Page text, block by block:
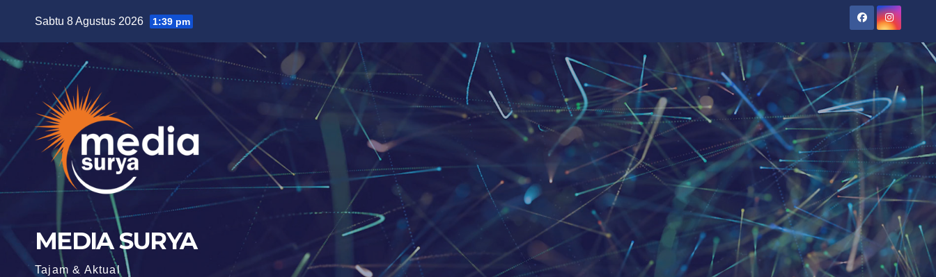
content
Sabtu 8 Agustus 2026 1:39 pm
MEDIA SURYA
Tajam & Aktual